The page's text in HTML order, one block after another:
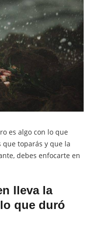
es algo con lo que
que toparás y que la
debes enfocarte en
lleva la
que duró